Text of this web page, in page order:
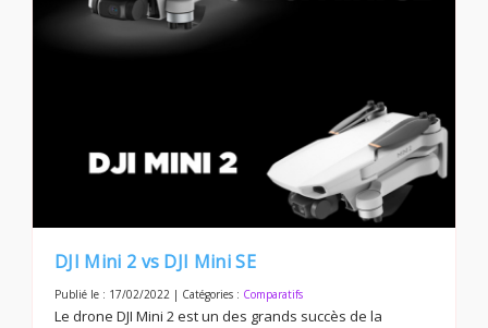
DJI Mini 2 vs DJI Mini SE
Publié le : 17/02/2022 | Catégories : Comparatifs
Le drone DJI Mini 2 est un des grands succès de la